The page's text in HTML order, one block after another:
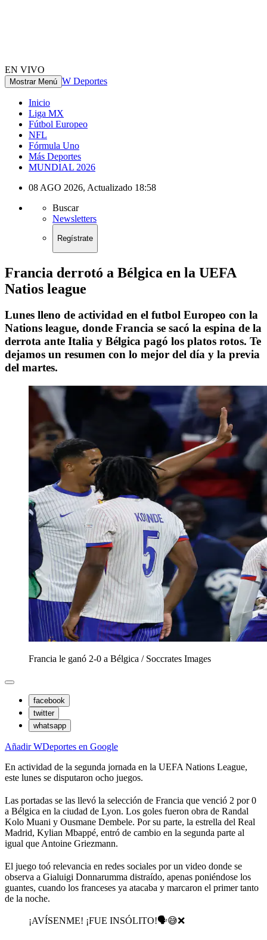
EN VIVO
Mostrar Menú W Deportes
Inicio
Liga MX
Fútbol Europeo
NFL
Fórmula Uno
Más Deportes
MUNDIAL 2026
08 AGO 2026, Actualizado 18:58
Buscar
Newsletters
Regístrate
Francia derrotó a Bélgica en la UEFA
Natios league
Lunes lleno de actividad en el futbol Europeo con la
Nations league, donde Francia se sacó la espina de la
derrota ante Italia y Bélgica pagó los platos rotos. Te
dejamos un resumen con lo mejor del día y la previa
del martes.
Francia le ganó 2-0 a Bélgica / Soccrates Images
facebook
twitter
whatsapp
Añadir WDeportes en Google
En actividad de la segunda jornada en la UEFA Nations League,
este lunes se disputaron ocho juegos.
Las portadas se las llevó la selección de Francia que venció 2 por 0
a Bélgica en la ciudad de Lyon. Los goles fueron obra de Randal
Kolo Muani y Ousmane Dembele. Por su parte, la estrella del Real
Madrid, Kylian Mbappé, entró de cambio en la segunda parte al
igual que Antoine Griezmann.
El juego toó relevancia en redes sociales por un video donde se
observa a Gialuigi Donnarumma distraído, apenas poniéndose los
guantes, cuando los franceses ya atacaba y marcaron el primer tanto
de la noche.
¡AVÍSENME! ¡FUE INSÓLITO!🗣️😅❌